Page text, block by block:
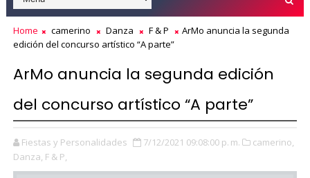
Home camerino Danza F & P
ArMo anuncia la segunda
edición del concurso artístico “A parte”
ArMo anuncia la segunda edición
del concurso artístico “A parte”
Fiestas y Personalidades 7/12/2021 09:08:00 p. m.
camerino,
Danza, F & P,